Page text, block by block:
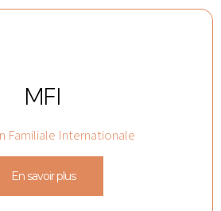
MFI
Familiale Internationale
En savoir plus